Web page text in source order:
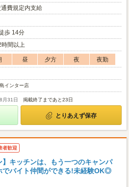
費規定内支給
歩 14分
間以上
昼 夕方 夜
夜勤
インター店
月31日 掲載終了まであと23日
とりあえず保存
者歓迎
】キッチンは、もう一つのキャンパ
でバイト仲間ができる!未経験OK◎